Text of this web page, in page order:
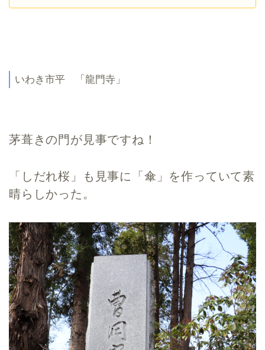
いわき市平 「龍門寺」
茅葺きの門が見事ですね！
「しだれ桜」も見事に「傘」を作っていて素
晴らしかった。